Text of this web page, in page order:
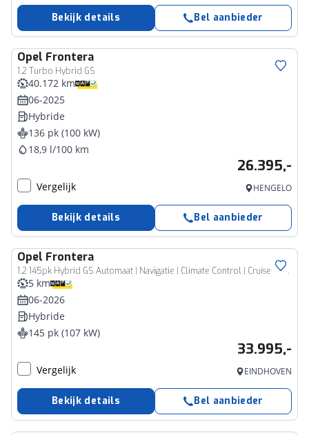
Bekijk details Bel aanbieder
Opel Frontera
1.2 Turbo Hybrid GS
40.172 km
06-2025
Hybride
136 pk (100 kW)
18,9 l/100 km
26.395,-
Vergelijk HENGELO
Bekijk details Bel aanbieder
Opel Frontera
1.2 145pk Hybrid GS Automaat | Navigatie | Climate Control | Cruise Control | Achteruitrijcamera | LED | 17" Lichtmetalen Velgen | Keyless Entry/Start | Dodehoekdetectie | Verwarmbare Voorstoelen/Stuur | Apple Carplay/Android Auto |
5 km
06-2026
Hybride
145 pk (107 kW)
33.995,-
Vergelijk EINDHOVEN
Bekijk details Bel aanbieder